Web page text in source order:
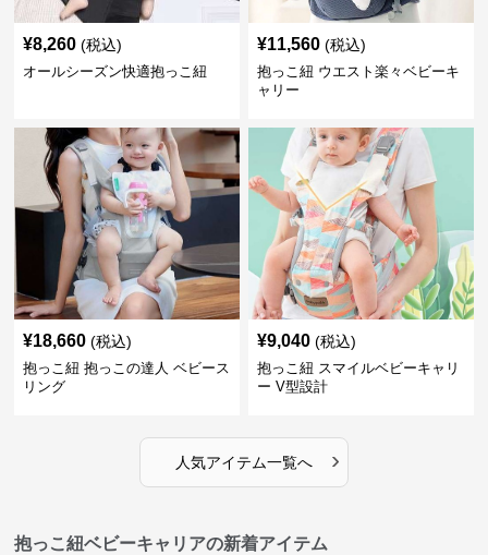
¥8,260 (税込)
オールシーズン快適抱っこ紐
¥11,560 (税込)
抱っこ紐 ウエスト楽々ベビーキ
ャリー
¥18,660 (税込)
抱っこ紐 抱っこの達人 ベビース
リング
¥9,040 (税込)
抱っこ紐 スマイルベビーキャリ
ー V型設計
人気アイテム一覧へ ›
抱っこ紐ベビーキャリアの新着アイテム